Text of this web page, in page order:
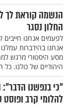
הנשמה קוראת לך
החלון נסגר
לפעמים אנחנו
אנחנו בהידברות עמלנו
מסע היסטורי מרגש
היהודיים של כולנו.
"כי בנפשנו
להלומי קרב